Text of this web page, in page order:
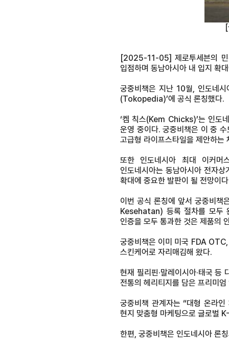
[2025-11-05] 제로투세븐의 민
입점하며 동남아시아 내 입지 확
궁중비책은 지난 10월, 인도네
(Tokopedia)’에 공식 론칭했다.
‘켐 칙스(Kem Chicks)’는 인도
운영 중이다. 궁중비책은 이 중
고급형 라이프스타일을 제안하는
또한 인도네시아 최대 이커머
인도네시아는 동남아시아 전자
확대에 중요한 발판이 될 전망이
이번 공식 론칭에 앞서 궁중비
Kesehatan) 등록 절차를 모두
인증을 모두 통과한 것은 제품의
궁중비책은 이미 미국 FDA
스킨케어로 자리매김해 왔다.
현재 필리핀·말레이시아·태국
전통의 헤리티지를 담은 프리미
궁중비책 관계자는 “대형 온라
현지 맞춤형 마케팅으로 글로벌
한편, 궁중비책은 인도네시아 론